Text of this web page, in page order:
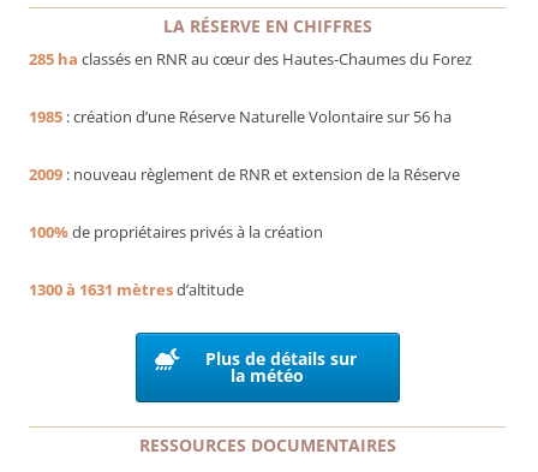
LA RÉSERVE EN CHIFFRES
285 ha classés en RNR au cœur des Hautes-Chaumes du Forez
1985 : création d’une Réserve Naturelle Volontaire sur 56 ha
2009 : nouveau règlement de RNR et extension de la Réserve
100%de propriétaires privés à la création
1300 à 1631 mètresd’altitude
Plus de détails sur
la météo
RESSOURCES DOCUMENTAIRES